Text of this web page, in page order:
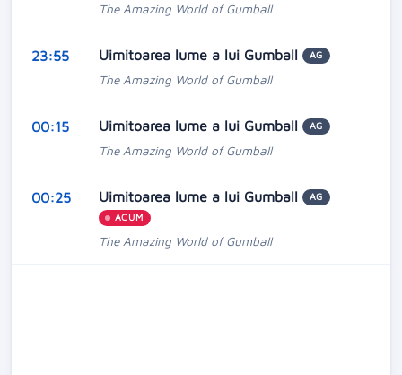
The Amazing World of Gumball
23:55 Uimitoarea lume a lui Gumball AG
The Amazing World of Gumball
00:15 Uimitoarea lume a lui Gumball AG
The Amazing World of Gumball
00:25 Uimitoarea lume a lui Gumball
AG
ACUM
The Amazing World of Gumball